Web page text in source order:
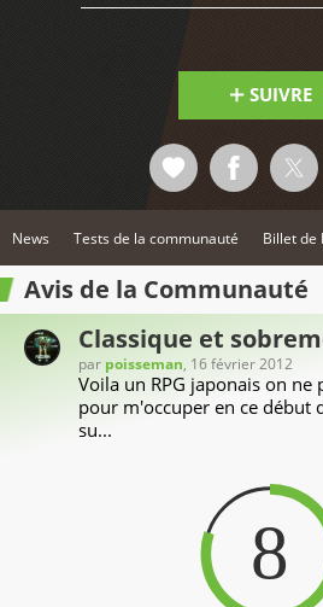
SUIVRE
News Tests de la communauté Billet de
Avis de la Communauté
Classique et
par poisseman, 16 février 2012
Voila un RPG japonais on ne
pour m'occuper en ce début
su...
8